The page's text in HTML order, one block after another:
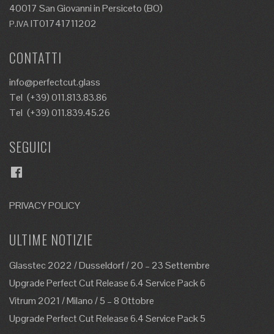
40017 San Giovanni in Persiceto (BO)
P.IVAIT01741711202
CONTATTI
info@perfectcut.glass
Tel (+39) 011.813.83.86
Tel (+39) 011.839.45.26
SEGUICI
Facebook
PRIVACY POLICY
ULTIME NOTIZIE
Glasstec 2022 / Dusseldorf / 20 – 23 Settembre
Upgrade Perfect Cut Release 6.4 Service Pack 6
Vitrum 2021 / Milano / 5 – 8 Ottobre
Upgrade Perfect Cut Release 6.4 Service Pack 5